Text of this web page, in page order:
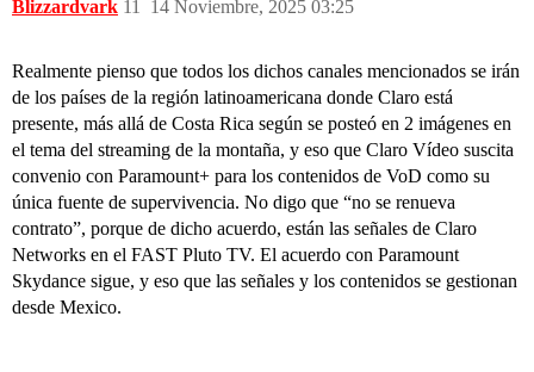
Blizzardvark 14 Noviembre, 2025 03:25
11
Realmente pienso que todos los dichos canales mencionados se irán
de los países de la región latinoamericana donde Claro está
presente, más allá de Costa Rica según se posteó en 2 imágenes en
el tema del streaming de la montaña, y eso que Claro Vídeo suscita
convenio con Paramount+ para los contenidos de VoD como su
única fuente de supervivencia. No digo que “no se renueva
contrato”, porque de dicho acuerdo, están las señales de Claro
Networks en el FAST Pluto TV. El acuerdo con Paramount
Skydance sigue, y eso que las señales y los contenidos se gestionan
desde Mexico.